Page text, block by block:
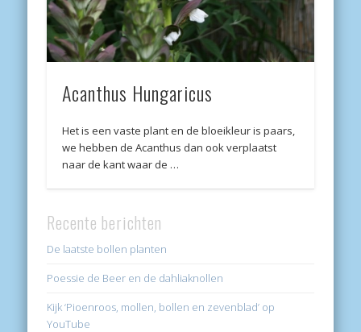
Acanthus Hungaricus
Het is een vaste plant en de bloeikleur is paars,
we hebben de Acanthus dan ook verplaatst
naar de kant waar de …
Recente berichten
De laatste bollen planten
Poessie de Beer en de dahliaknollen
Kijk ‘Pioenroos, mollen, bollen en zevenblad’ op
YouTube